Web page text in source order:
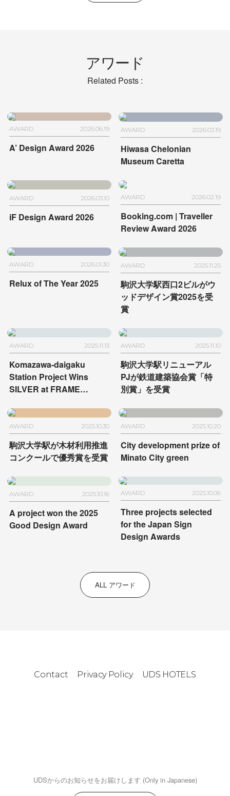
アワード
Related Posts :
AWARD 2026.06.19
A’ Design Award 2026
AWARD 2026.03.19
Hiwasa Chelonian
Museum Caretta
AWARD 2026.03.10
iF Design Award 2026
AWARD 2026.02.19
Booking.com | Traveller
Review Award 2026
AWARD 2026.01.30
Relux of The Year 2025
AWARD 2025.11.25
駒沢大学駅西口2ビルがウ
ッドデザイン賞2025を受
賞
AWARD 2025.11.13
Komazawa-daigaku
Station Project Wins
SILVER at FRAME
AWARD 2025.11.10
駒沢大学駅リニューアル
PJが鉄道建築協会賞「特
別賞」を受賞
AWARD 2025.10.30
駒沢大学駅が木材利用推進
コンクールで優秀賞を受賞
AWARD 2025.10.20
City development prize of
Minato City green
AWARD 2025.10.16
A project won the 2025
Good Design Award
AWARD 2025.10.06
Three projects selected
for the Japan Sign
Design Awards
ALL アワード
Contact Privacy Policy UDS HOTELS
UDSからのお知らせをお届けします (Only in Japanese)